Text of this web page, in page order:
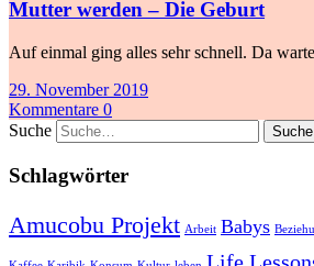
Mutter werden – Die Geburt
Auf einmal ging alles sehr schnell. Da
29. November 2019
Kommentare 0
Suche
Schlagwörter
Amucobu Projekt Arbeit Babys